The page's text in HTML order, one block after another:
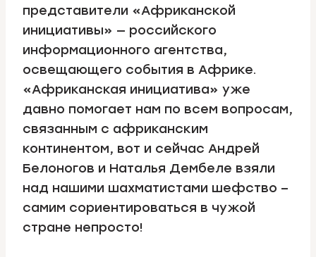
представители «Африканской
инициативы» — российского
информационного агентства,
освещающего события в Африке.
«Африканская инициатива» уже
давно помогает нам по всем вопросам,
связанным с африканским
континентом, вот и сейчас Андрей
Белоногов и Наталья Дембеле взяли
над нашими шахматистами шефство –
самим сориентироваться в чужой
стране непросто!